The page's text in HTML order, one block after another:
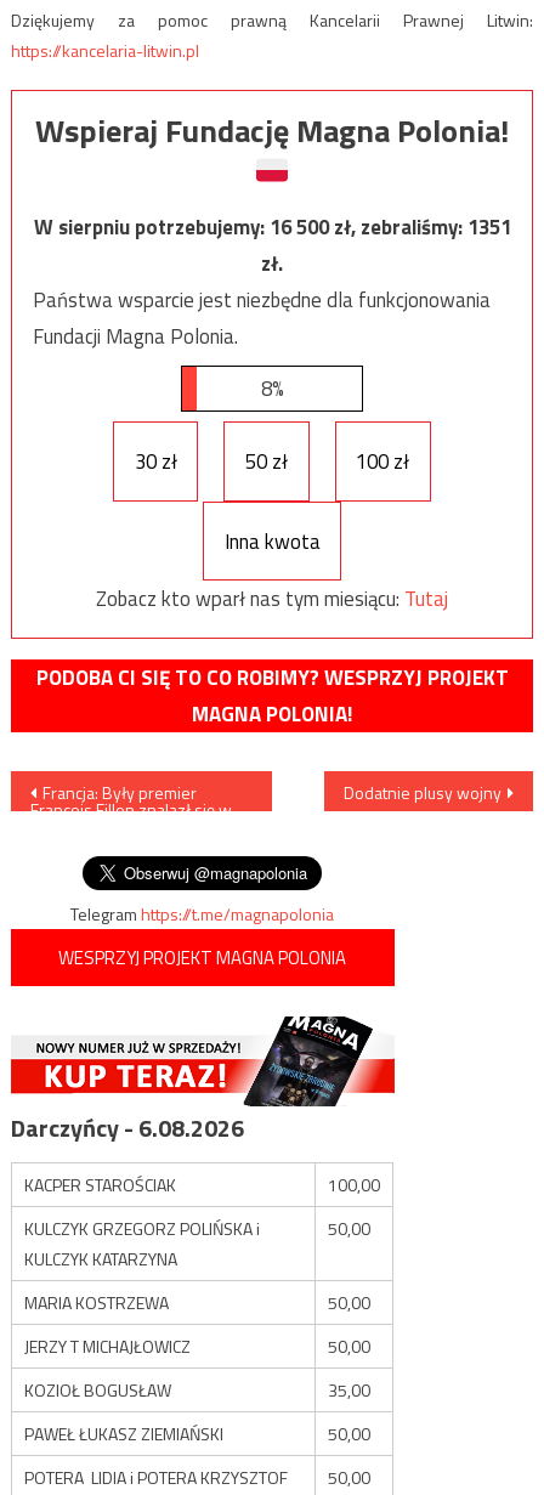
Dziękujemy za pomoc prawną Kancelarii Prawnej Litwin:
https://kancelaria-litwin.pl
Wspieraj Fundację Magna Polonia!
W sierpniu potrzebujemy:16 500zł, zebraliśmy:1351
zł.
Państwa wsparcie jest niezbędne dla funkcjonowania
Fundacji Magna Polonia.
8%
30 zł 50 zł 100 zł
Inna kwota
Zobacz kto wparł nas tym miesiącu: Tutaj
PODOBA CI SIĘ TO CO ROBIMY? WESPRZYJ PROJEKT
MAGNA POLONIA!
Nawigacja
Francja: Były premier
Francois Fillon znalazł się w
Dodatnie plusy wojny
Telegramhttps://t.me/magnapolonia
WESPRZYJ PROJEKT MAGNA POLONIA
Darczyńcy - 6.08.2026
KACPER STAROŚCIAK
100,00
KULCZYK GRZEGORZ POLIŃSKA i
KULCZYK KATARZYNA
50,00
MARIA KOSTRZEWA
50,00
JERZY T MICHAJŁOWICZ
50,00
KOZIOŁ BOGUSŁAW
35,00
PAWEŁ ŁUKASZ ZIEMIAŃSKI
50,00
POTERA LIDIA i POTERA KRZYSZTOF
50,00